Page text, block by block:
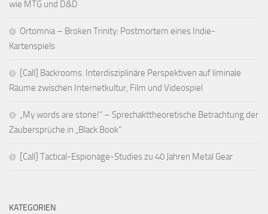
wie MTG und D&D
Ortomnia – Broken Trinity: Postmortem eines Indie-
Kartenspiels
[Call] Backrooms. Interdisziplinäre Perspektiven auf liminale
Räume zwischen Internetkultur, Film und Videospiel
„My words are stone!“ – Sprechakttheoretische Betrachtung der
Zaubersprüche in „Black Book“
[Call] Tactical-Espionage-Studies zu 40 Jahren Metal Gear
KATEGORIEN